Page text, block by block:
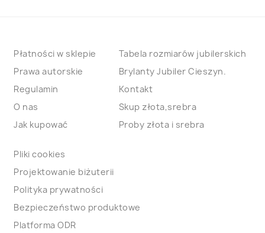
Płatności w sklepie
Prawa autorskie
Regulamin
O nas
Jak kupować
Tabela rozmiarów jubilerskich
Brylanty Jubiler Cieszyn.
Kontakt
Skup złota,srebra
Proby złota i srebra
Pliki cookies
Projektowanie biżuterii
Polityka prywatności
Bezpieczeństwo produktowe
Platforma ODR